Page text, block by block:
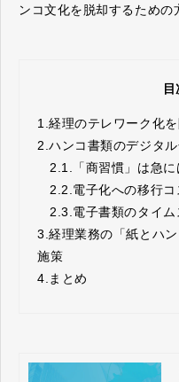
ンコ文化を脱却するための
目
1.経理のテレワーク化
2.ハンコ書類のデジタ
2.1. 「商習慣」は急
2.2.電子化への移行
2.3.電子書類のタイ
3.経理業務の「紙とハ
施策
4.まとめ